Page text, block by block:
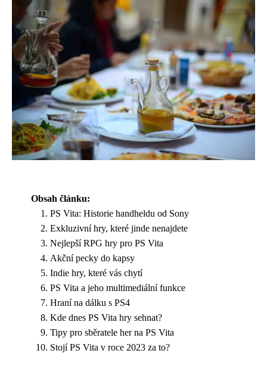
Obsah článku:
PS Vita: Historie handheldu od Sony
Exkluzivní hry, které jinde nenajdete
Nejlepší RPG hry pro PS Vita
Akční pecky do kapsy
Indie hry, které vás chytí
PS Vita a jeho multimediální funkce
Hraní na dálku s PS4
Kde dnes PS Vita hry sehnat?
Tipy pro sběratele her na PS Vita
Stojí PS Vita v roce 2023 za to?